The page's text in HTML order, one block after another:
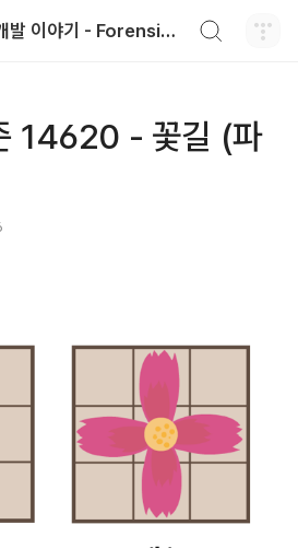
포렌식 & 개발 이야기 - Forensics & Development
14620 - 꽃길 (파